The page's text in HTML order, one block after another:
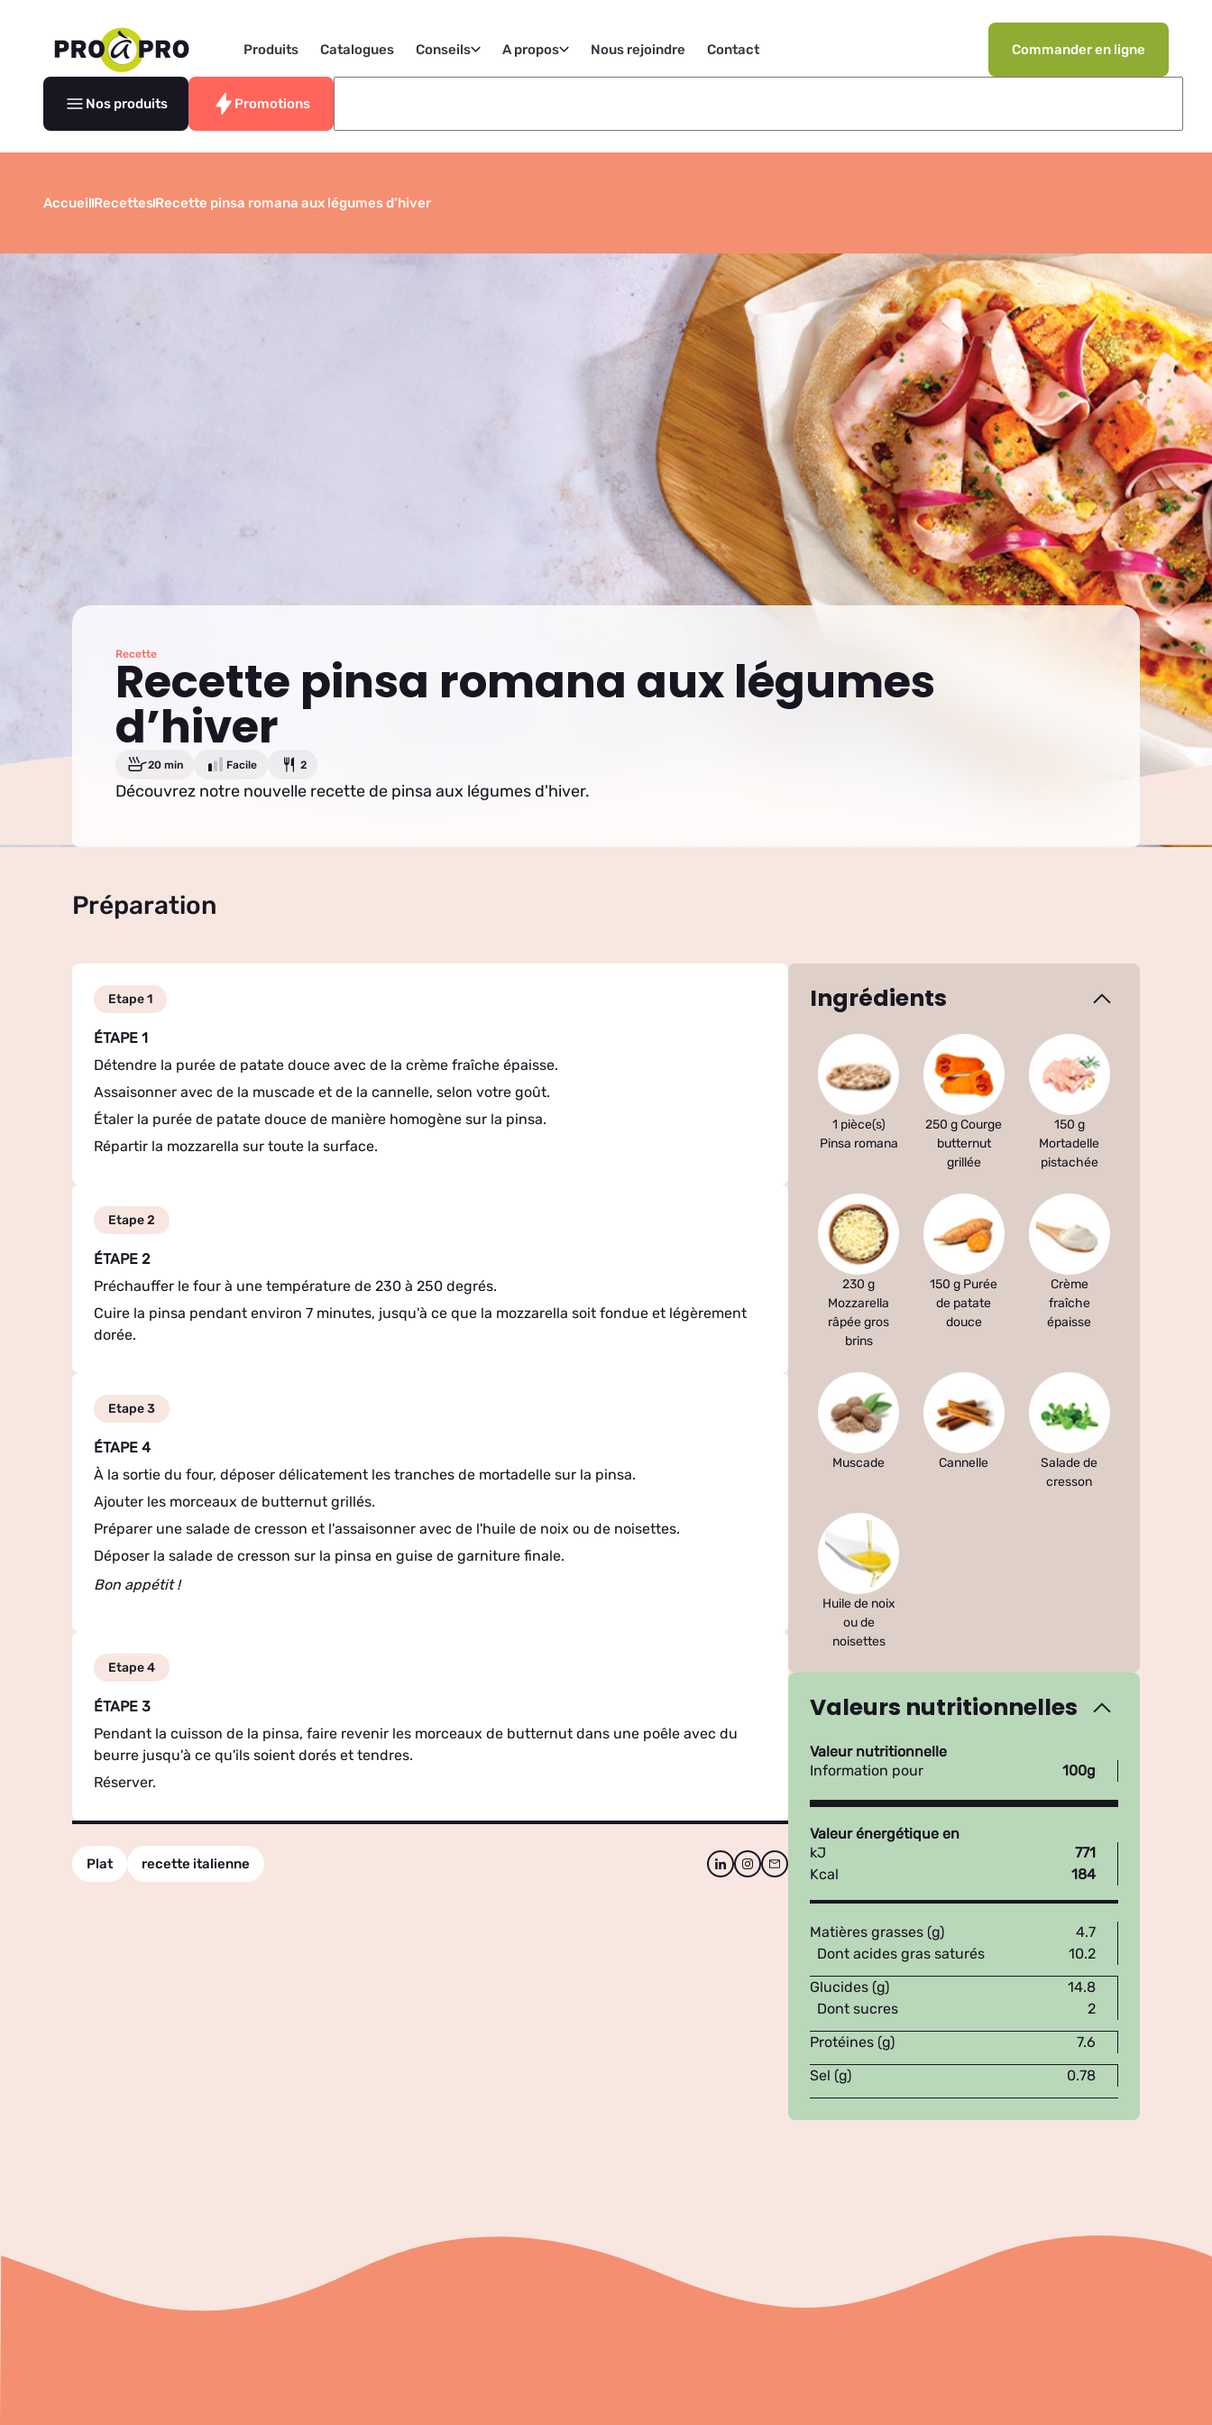
Produits Catalogues Conseils A propos Nous rejoindre Contact Commander en ligne
Nos produits Promotions
Accueil RecettesRecette pinsa romana aux légumes d’hiver
Recette
Recette pinsa romana aux légumes
d’hiver
20 min Facile 2
Découvrez notre nouvelle recette de pinsa aux légumes d'hiver.
Préparation
Etape 1
ÉTAPE 1
Détendre la purée de patate douce avec de la crème fraîche épaisse.
Assaisonner avec de la muscade et de la cannelle, selon votre goût.
Étaler la purée de patate douce de manière homogène sur la pinsa.
Répartir la mozzarella sur toute la surface.
Etape 2
ÉTAPE 2
Préchauffer le four à une température de 230 à 250 degrés.
Cuire la pinsa pendant environ 7 minutes, jusqu'à ce que la mozzarella soit fondue et légèrement
dorée.
Etape 3
ÉTAPE 4
À la sortie du four, déposer délicatement les tranches de mortadelle sur la pinsa.
Ajouter les morceaux de butternut grillés.
Préparer une salade de cresson et l'assaisonner avec de l'huile de noix ou de noisettes.
Déposer la salade de cresson sur la pinsa en guise de garniture finale.
Bon appétit !
Etape 4
ÉTAPE 3
Pendant la cuisson de la pinsa, faire revenir les morceaux de butternut dans une poêle avec du
beurre jusqu'à ce qu'ils soient dorés et tendres.
Réserver.
Plat recette italienne
Ingrédients
1 pièce(s)
Pinsa romana
250 g Courge
butternut
grillée
150 g
Mortadelle
pistachée
230 g
Mozzarella
râpée gros
brins
150 g Purée
de patate
douce
Crème
fraîche
épaisse
Muscade Cannelle
Salade de
cresson
Huile de noix
ou de
noisettes
Valeurs nutritionnelles
Valeur nutritionnelle
Information pour
100g
Valeur énergétique en
kJ
771
Kcal
184
Matières grasses (g)
4.7
Dont acides gras saturés
10.2
Glucides (g)
14.8
Dont sucres
2
Protéines (g)
7.6
Sel (g)
0.78